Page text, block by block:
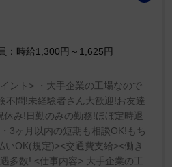
を感じるとともに、当時の苦
い気持ちになりました」と話
刷とは何十倍も違う。作家さ
に、同誌初となる大規模原画
という。長谷川氏は「ファン
という雑誌ではない。いろい
：時給1,300円～1,625円
ント> ・大手企業の工場なので
不問!未経験者さん大歓迎!お友達
休み!日勤のみの勤務!ほぼ定時退
3ヶ月以内の短期も相談OK!もち
いOK(規定)><交通費支給><働き
多数! <仕事内容> 大手企業の工